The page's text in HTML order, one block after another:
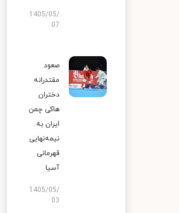
1405/05/
07
صعود
مقتدرانه
دختران
هاکی چمن
ایران به
نیمه‌نهایی
قهرمانی
آسیا
1405/05/
03